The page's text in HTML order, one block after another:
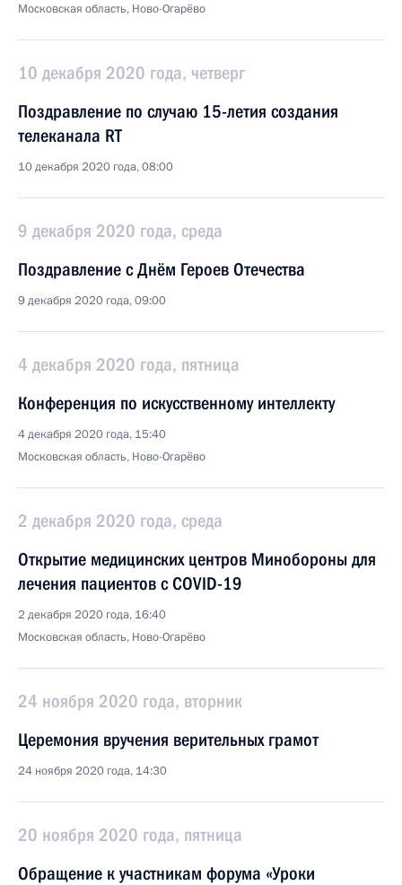
Московская область, Ново-Огарёво
10 декабря 2020 года, четверг
Поздравление по случаю 15-летия создания
телеканала RT
10 декабря 2020 года, 08:00
9 декабря 2020 года, среда
Поздравление с Днём Героев Отечества
9 декабря 2020 года, 09:00
4 декабря 2020 года, пятница
Конференция по искусственному интеллекту
4 декабря 2020 года, 15:40
Московская область, Ново-Огарёво
2 декабря 2020 года, среда
Открытие медицинских центров Минобороны для
лечения пациентов с COVID-19
2 декабря 2020 года, 16:40
Московская область, Ново-Огарёво
24 ноября 2020 года, вторник
Церемония вручения верительных грамот
24 ноября 2020 года, 14:30
20 ноября 2020 года, пятница
Обращение к участникам форума «Уроки